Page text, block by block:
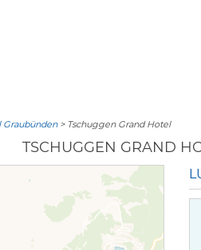
> Tschuggen Grand Hotel
TSCHUGGEN GRAND